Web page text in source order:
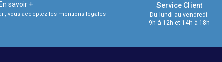
savoir +
vous acceptez les mentions légales
Service Client
Du lundi au vendredi:
9h à 12h et 14h à 18h